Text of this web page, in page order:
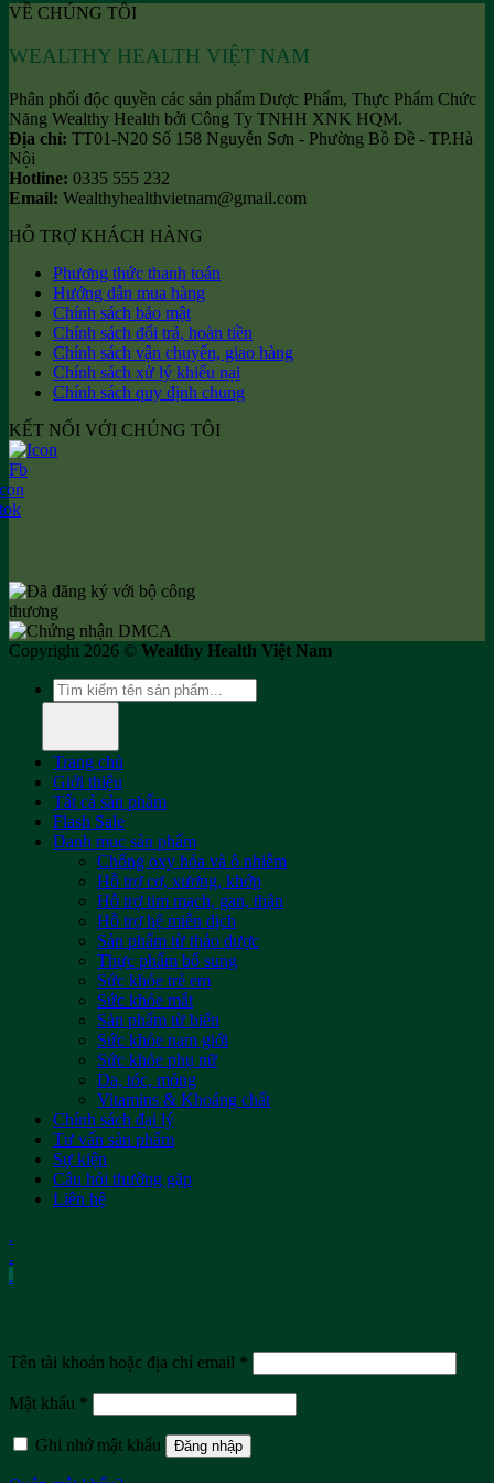
VỀ CHÚNG TÔI
WEALTHY HEALTH VIỆT NAM
Phân phối độc quyền các sản phẩm Dược Phẩm, Thực Phẩm Chức
Năng Wealthy Health bởi Công Ty TNHH XNK HQM.
Địa chỉ: TT01-N20 Số 158 Nguyễn Sơn - Phường Bồ Đề - TP.Hà
Nội
Hotline: 0335 555 232
Email: Wealthyhealthvietnam@gmail.com
HỖ TRỢ KHÁCH HÀNG
Phương thức thanh toán
Hướng dẫn mua hàng
Chính sách bảo mật
Chính sách đổi trả, hoàn tiền
Chính sách vận chuyển, giao hàng
Chính sách xử lý khiếu nại
Chính sách quy định chung
KẾT NỐI VỚI CHÚNG TÔI
Copyright 2026 © Wealthy Health Việt Nam
Tìm
kiếm:
Trang chủ
Giới thiệu
Tất cả sản phẩm
Flash Sale
Danh mục sản phẩm
Chống oxy hóa và ô nhiễm
Hỗ trợ cơ, xương, khớp
Hỗ trợ tim mạch, gan, thận
Hỗ trợ hệ miễn dịch
Sản phẩm từ thảo dược
Thực phẩm bổ sung
Sức khỏe trẻ em
Sức khỏe mắt
Sản phẩm từ biển
Sức khỏe nam giới
Sức khỏe phụ nữ
Da, tóc, móng
Vitamins & Khoáng chất
Chính sách đại lý
Tư vấn sản phẩm
Sự kiện
Câu hỏi thường gặp
Liên hệ
.
.
.
Tên tài khoản hoặc địa chỉ email *
Mật khẩu *
Ghi nhớ mật khẩu Đăng nhập